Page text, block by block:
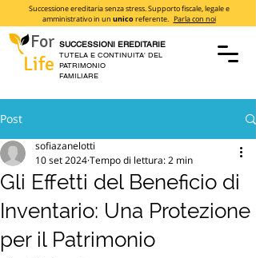
For
Life
SUCCESSIONI EREDITARIE
TUTELA E CONTINUITA' DEL
PATRIMONIO
FAMILIARE
Successione ereditaria senza stress. Supporto fiscale, legale e
amministrativo in un unicoreferente. Parla con noi
Post
Gli Effetti del Beneficio di
Inventario: Una Protezione
per il Patrimonio
sofiazanelotti
10 set 2024Tempo di lettura: 2 min